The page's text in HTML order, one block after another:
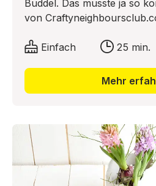
Buddel. Das musste ja so
von
basteln. Und was dabei
Oktoberfest machen, ist
logisch: Oktoberfest „in a
Einfach 25 min.
Mehr